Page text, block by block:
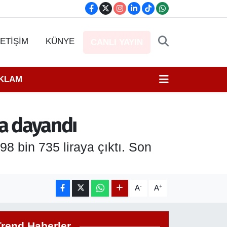
KÜNYE
dayandı
bin 735 liraya çıktı. Son
A- A+